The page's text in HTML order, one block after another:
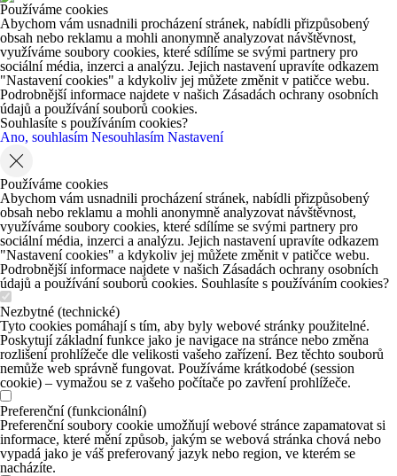
Používáme cookies
Abychom vám usnadnili procházení stránek, nabídli přizpůsobený
obsah nebo reklamu a mohli anonymně analyzovat návštěvnost,
využíváme soubory cookies, které sdílíme se svými partnery pro
sociální média, inzerci a analýzu. Jejich nastavení upravíte odkazem
"Nastavení cookies" a kdykoliv jej můžete změnit v patičce webu.
Podrobnější informace najdete v našich Zásadách ochrany osobních
údajů a používání souborů cookies.
Souhlasíte s používáním cookies?
Ano, souhlasím Nesouhlasím Nastavení
Používáme cookies
Abychom vám usnadnili procházení stránek, nabídli přizpůsobený
obsah nebo reklamu a mohli anonymně analyzovat návštěvnost,
využíváme soubory cookies, které sdílíme se svými partnery pro
sociální média, inzerci a analýzu. Jejich nastavení upravíte odkazem
"Nastavení cookies" a kdykoliv jej můžete změnit v patičce webu.
Podrobnější informace najdete v našich Zásadách ochrany osobních
údajů a používání souborů cookies. Souhlasíte s používáním cookies?
Nezbytné (technické)
Tyto cookies pomáhají s tím, aby byly webové stránky použitelné.
Poskytují základní funkce jako je navigace na stránce nebo změna
rozlišení prohlížeče dle velikosti vašeho zařízení. Bez těchto souborů
nemůže web správně fungovat. Používáme krátkodobé (session
cookie) – vymažou se z vašeho počítače po zavření prohlížeče.
Preferenční (funkcionální)
Preferenční soubory cookie umožňují webové stránce zapamatovat si
informace, které mění způsob, jakým se webová stránka chová nebo
vypadá jako je váš preferovaný jazyk nebo region, ve kterém se
nacházíte.